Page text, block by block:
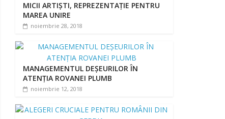
MICII ARTIȘTI, REPREZENTAȚIE PENTRU
MAREA UNIRE
noiembrie 28, 2018
MANAGEMENTUL DEȘEURILOR ÎN
ATENȚIA ROVANEI PLUMB
noiembrie 12, 2018